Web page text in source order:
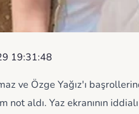
19:31:48
ve Özge Yağız'ı
not aldı. Yaz ekranının